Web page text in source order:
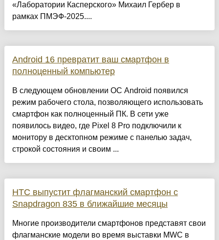
«Лаборатории Касперского» Михаил Гербер в
рамках ПМЭФ-2025....
Android 16 превратит ваш смартфон в
полноценный компьютер
В следующем обновлении ОС Android появился
режим рабочего стола, позволяющего использовать
смартфон как полноценный ПК. В сети уже
появилось видео, где Pixel 8 Pro подключили к
монитору в десктопном режиме с панелью задач,
строкой состояния и своим ...
HTC выпустит флагманский смартфон с
Snapdragon 835 в ближайшие месяцы
Многие производители смартфонов представят свои
флагманские модели во время выставки MWC в